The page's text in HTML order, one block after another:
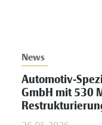
News
Automotiv-
GmbH mit 530